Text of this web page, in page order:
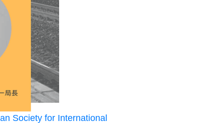
Society for International